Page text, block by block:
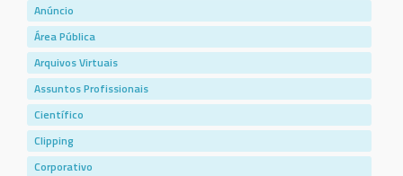
Anúncio
Área Pública
Arquivos Virtuais
Assuntos Profissionais
Científico
Clipping
Corporativo